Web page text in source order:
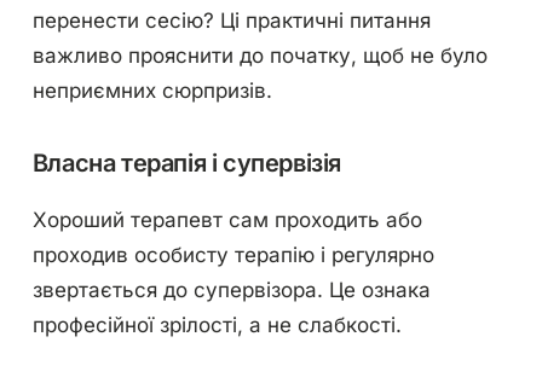
перенести сесію? Ці практичні питання
важливо прояснити до початку, щоб не було
неприємних сюрпризів.
Власна терапія і супервізія
Хороший терапевт сам проходить або
проходив особисту терапію і регулярно
звертається до супервізора. Це ознака
професійної зрілості, а не слабкості.